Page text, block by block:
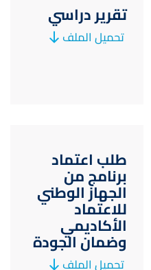
تقرير دراسي
تحميل الملف
طلب اعتماد
برنامج من
الجهاز الوطني
للاعتماد
الأكاديمي
وضمان الجودة
تحميل الملف